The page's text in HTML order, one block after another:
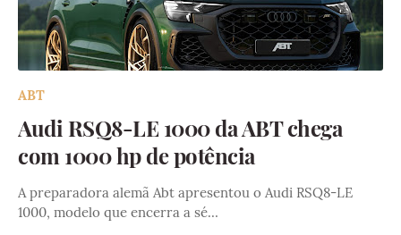
ABT
Audi RSQ8-LE 1000 da ABT chega
com 1000 hp de potência
A preparadora alemã Abt apresentou o Audi RSQ8-LE
1000, modelo que encerra a sé…